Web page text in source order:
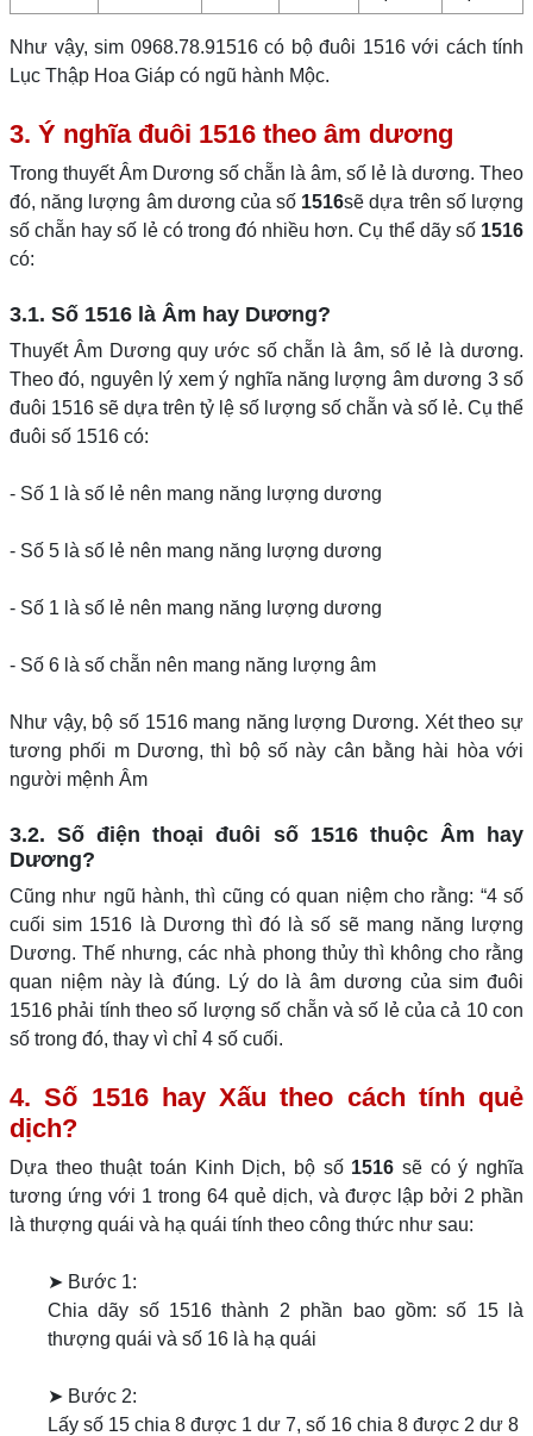
Như vậy, sim 0968.78.91516 có bộ đuôi 1516 với cách tính
Lục Thập Hoa Giáp có ngũ hành Mộc.
3. Ý nghĩa đuôi 1516 theo âm dương
Trong thuyết Âm Dương số chẵn là âm, số lẻ là dương. Theo
đó, năng lượng âm dương của số 1516sẽ dựa trên số lượng
số chẵn hay số lẻ có trong đó nhiều hơn. Cụ thể dãy số 1516
có:
3.1. Số 1516 là Âm hay Dương?
Thuyết Âm Dương quy ước số chẵn là âm, số lẻ là dương.
Theo đó, nguyên lý xem ý nghĩa năng lượng âm dương 3 số
đuôi 1516 sẽ dựa trên tỷ lệ số lượng số chẵn và số lẻ. Cụ thể
đuôi số 1516 có:
- Số 1 là số lẻ nên mang năng lượng dương
- Số 5 là số lẻ nên mang năng lượng dương
- Số 1 là số lẻ nên mang năng lượng dương
- Số 6 là số chẵn nên mang năng lượng âm
Như vậy, bộ số 1516 mang năng lượng Dương. Xét theo sự
tương phối m Dương, thì bộ số này cân bằng hài hòa với
người mệnh Âm
3.2. Số điện thoại đuôi số 1516 thuộc Âm hay
Dương?
Cũng như ngũ hành, thì cũng có quan niệm cho rằng: “4 số
cuối sim 1516 là Dương thì đó là số sẽ mang năng lượng
Dương. Thế nhưng, các nhà phong thủy thì không cho rằng
quan niệm này là đúng. Lý do là âm dương của sim đuôi
1516 phải tính theo số lượng số chẵn và số lẻ của cả 10 con
số trong đó, thay vì chỉ 4 số cuối.
4. Số 1516 hay Xấu theo cách tính quẻ
dịch?
Dựa theo thuật toán Kinh Dịch, bộ số 1516 sẽ có ý nghĩa
tương ứng với 1 trong 64 quẻ dịch, và được lập bởi 2 phần
là thượng quái và hạ quái tính theo công thức như sau:
➤ Bước 1:
Chia dãy số 1516 thành 2 phần bao gồm: số 15 là
thượng quái và số 16 là hạ quái
➤ Bước 2:
Lấy số 15 chia 8 được 1 dư 7, số 16 chia 8 được 2 dư 8